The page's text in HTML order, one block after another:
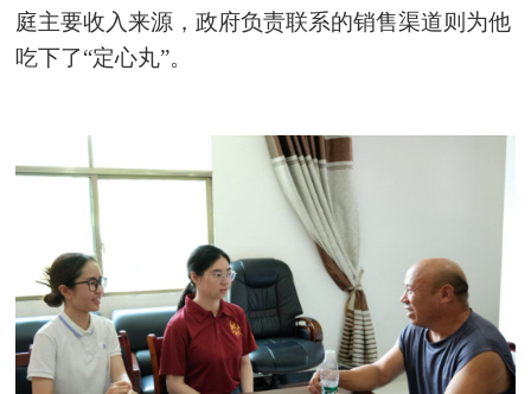
庭主要收入来源，政府负责联系的销售渠道则为他
吃下了“定心丸”。